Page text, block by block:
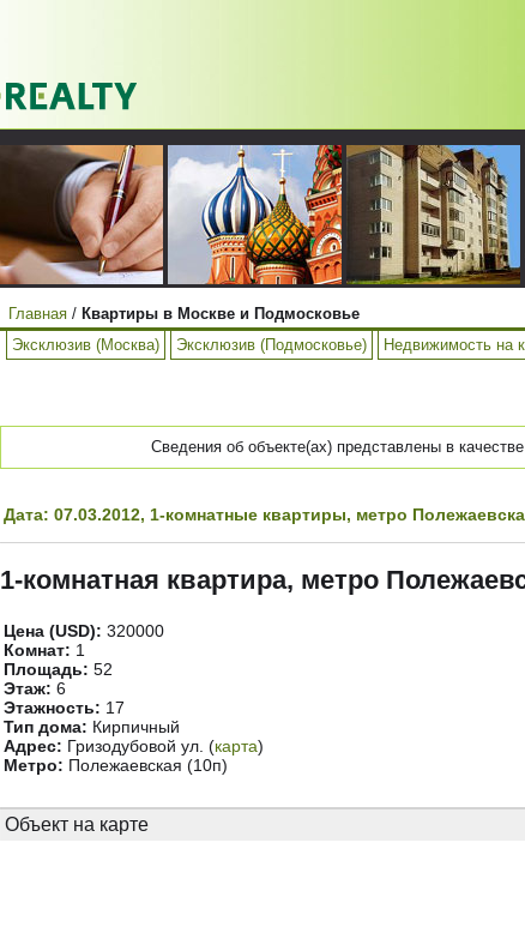
Главная / Квартиры в Москве и Подмосковье
Эксклюзив (Москва)
Эксклюзив (Подмосковье) Недвижимость на
Сведения об объекте(ах) представлены в качестве
Дата: 07.03.2012, 1-комнатные квартиры, метро
1-комнатная квартира, метро
Цена (USD): 320000
Комнат: 1
Площадь: 52
Этаж: 6
Этажность: 17
Тип дома: Кирпичный
Адрес: Гризодубовой ул. (карта)
Метро: Полежаевская (10п)
Объект на карте